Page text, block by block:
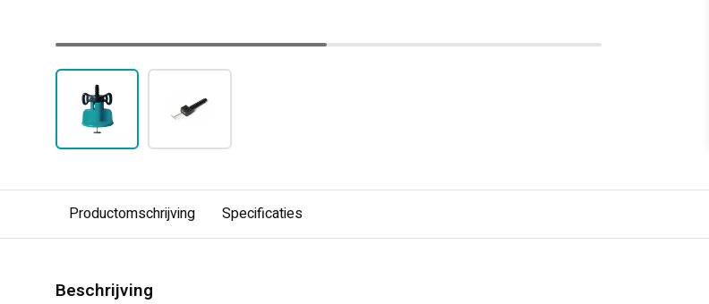
Productomschrijving Specificaties
Beschrijving